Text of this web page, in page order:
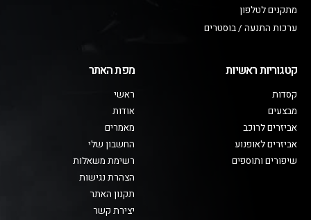
מתקנים לטלפון
ערכות התנעה / בוסטרים
קטגוריות ראשיות
קסדות
מבצעים
אביזרים לרוכב
אביזרים לאופנוע
שיפורים ותוספים
מפת האתר
ראשי
אודות
מאמרים
החשבון שלי
רשימת משאלות
הצהרת נגישות
תקנון האתר
יצירת קשר